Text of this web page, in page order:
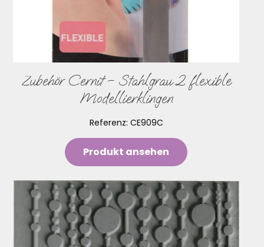
Zubehör Cernit – Stahlgrau 2 flexible
Modellierklingen
Referenz: CE909C
Produkt ansehen